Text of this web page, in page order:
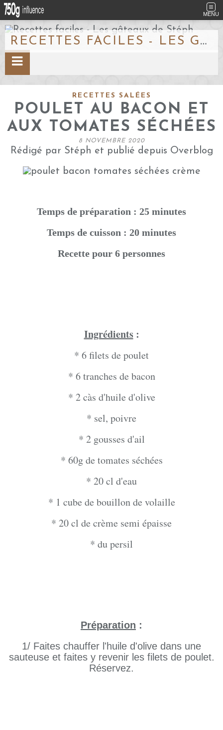
MENU
RECETTES FACILES - LES GÂTEAUX DE STÉPH
RECETTES SALÉES
POULET AU BACON ET
AUX TOMATES SÉCHÉES
8 NOVEMBRE 2020
Rédigé par Stéph et publié depuis Overblog
Temps de préparation : 25 minutes
Temps de cuisson : 20 minutes
Recette pour 6 personnes
Ingrédients:
* 6 filets de poulet
* 6 tranches de bacon
* 2 càs d'huile d'olive
* sel, poivre
* 2 gousses d'ail
* 60g de tomates séchées
* 20 cl d'eau
* 1 cube de bouillon de volaille
* 20 cl de crème semi épaisse
* du persil
Préparation :
1/ Faites chauffer l'huile d'olive dans une
sauteuse et faites y revenir les filets de poulet.
Réservez.